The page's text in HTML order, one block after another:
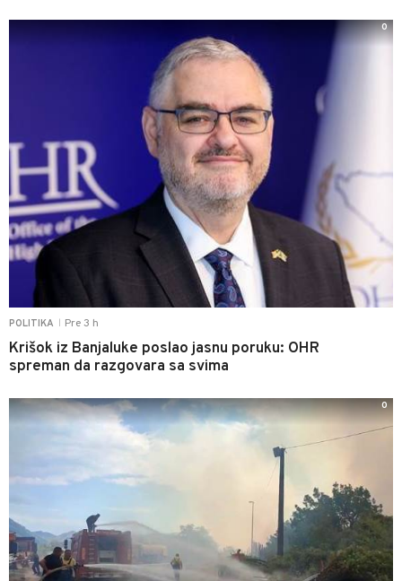
POLITIKA Pre 3 h
Krišok iz Banjaluke poslao jasnu poruku: OHR
spreman da razgovara sa svima
0
0